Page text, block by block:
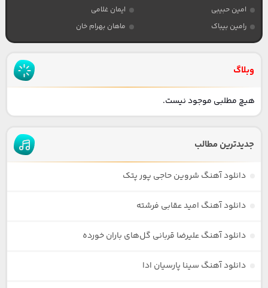
امین حبیبی
ایمان غلامی
رامین بیباک
ماهان بهرام خان
وبلاگ
هیچ مطلبی موجود نیست.
جدیدترین مطالب
دانلود آهنگ شروین حاجی پور پتک
دانلود آهنگ امید عقابی فرشته
دانلود آهنگ علیرضا قربانی گل‌های باران خورده
دانلود آهنگ سینا پارسیان ادا